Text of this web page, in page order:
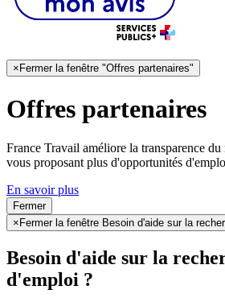
× Fermer la fenêtre "Offres partenaires"
Offres partenaires
France Travail améliore la transparence
vous proposant plus d'opportunités
En savoir plus
Fermer
× Fermer la fenêtre Besoin d'aide sur la
Besoin d'aide sur la
d'emploi ?